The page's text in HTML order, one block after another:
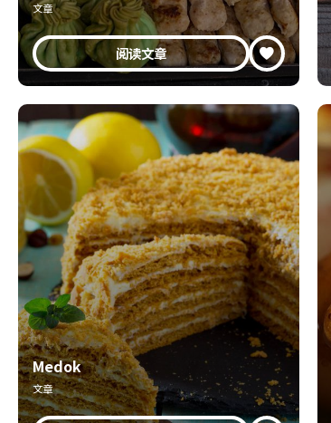
文章
阅读文章
Medok
文章